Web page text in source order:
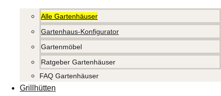
Alle Gartenhäuser
Gartenhaus-Konfigurator
Gartenmöbel
Ratgeber Gartenhäuser
FAQ Gartenhäuser
Grillhütten